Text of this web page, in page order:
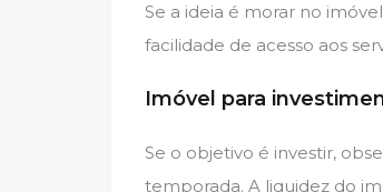
Se a ideia é morar no
facilidade de acesso aos
Imóvel para
Se o objetivo é investir,
temporada. A liquidez do